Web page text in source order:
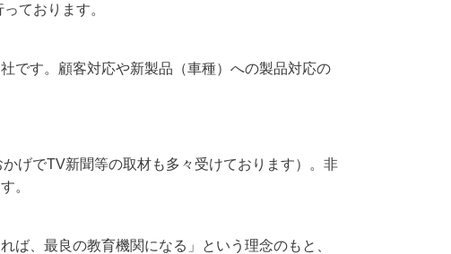
ております。
です。顧客対応や新製品（車種）への製品対応の
げでTV新聞等の取材も多々受けております）。非
。
ば、最良の教育機関になる」という理念のもと、